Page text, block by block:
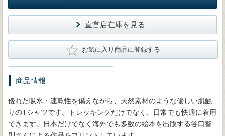
直営店在庫を見る
★ お気に入り商品に登録する
商品情報
優れた吸水・速乾性を備えながら、天然素材のような優しい肌触
りのTシャツです。トレッキングだけでなく、日常でも快適に着用
できます。日本だけでなく海外でも多数の絵本を出版する谷口智